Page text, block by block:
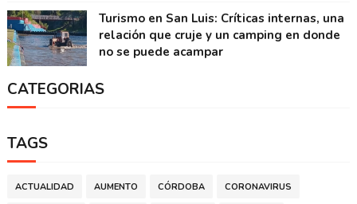
Turismo en San Luis: Críticas internas, una
relación que cruje y un camping en donde
no se puede acampar
CATEGORIAS
TAGS
ACTUALIDAD AUMENTO CÓRDOBA CORONAVIRUS